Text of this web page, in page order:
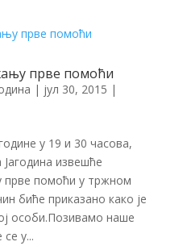
прве помоћи
| јул 30, 2015 |
у 19 и 30 часова,
извешће
прве помоћи у тржном
биће приказано како је
особи.Позивамо наше
у...